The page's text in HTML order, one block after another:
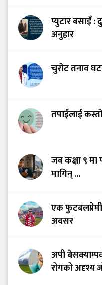
प्युटार बसाइँ :
अनुहार
चुरोट तनाव
तपाईंलाई
जब कक्षा ९
मागिन् ...
एक
अवसर
अपी
रोगको अदृश्य